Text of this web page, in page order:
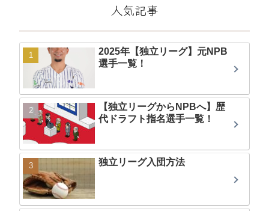
人気記事
2025年【独立リーグ】元NPB
選手一覧！
【独立リーグからNPBへ】歴
代ドラフト指名選手一覧！
独立リーグ入団方法